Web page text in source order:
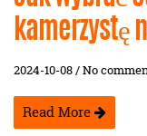
kamerzystę
2024-10-08 / No
Read More